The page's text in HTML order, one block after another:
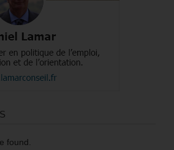
found.